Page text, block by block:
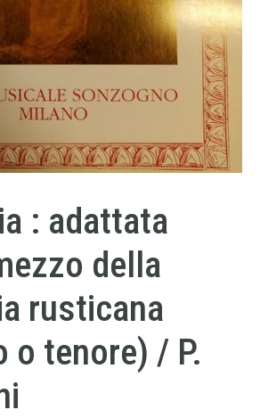
: adattata
della
rusticana
o tenore) / P.